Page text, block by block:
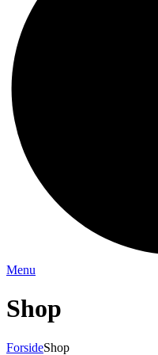
Menu
Shop
ForsideShop